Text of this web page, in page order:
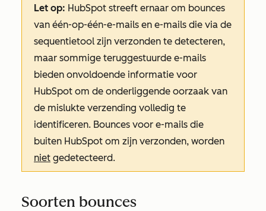
Let op: HubSpot streeft ernaar om bounces
van één-op-één-e-mails en e-mails die via de
sequentietool zijn verzonden te detecteren,
maar sommige teruggestuurde e-mails
bieden onvoldoende informatie voor
HubSpot om de onderliggende oorzaak van
de mislukte verzending volledig te
identificeren. Bounces voor e-mails die
buiten HubSpot om zijn verzonden, worden
niet gedetecteerd.
Soorten bounces